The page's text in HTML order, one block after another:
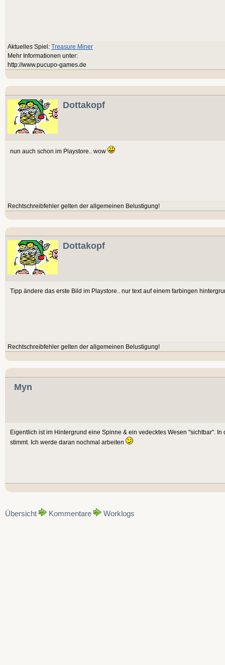
Aktuelles Spiel: Treasure Miner
Mehr Informationen unter:
http://www.pucupo-games.de
Dottakopf
nun auch schon im Playstore.. wow
Rechtschreibfehler gelten der allgemeinen Belustigung!
Dottakopf
Tipp ändere das erste Bild im Playstore.. nur text auf einem farbingen
Rechtschreibfehler gelten der allgemeinen Belustigung!
Myn
Eigentlich ist im Hintergrund eine Spinne & ein vedecktes Wesen "sichtbar".
stimmt. Ich werde daran nochmal arbeiten
Übersicht Kommentare Worklogs